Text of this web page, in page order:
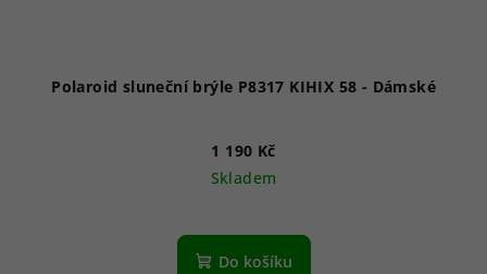
Polaroid sluneční brýle P8317 KIHIX 58 - Dámské
1 190 Kč
Skladem
Do košíku